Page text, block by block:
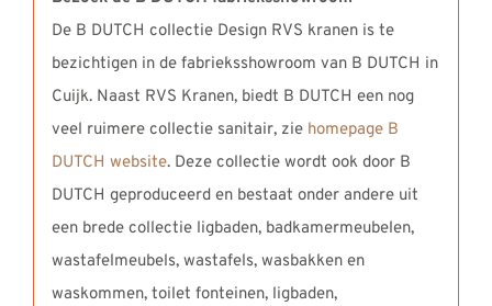
De B DUTCH collectie Design RVS kranen is te
bezichtigen in de fabrieksshowroom van B DUTCH in
Cuijk. Naast RVS Kranen, biedt B DUTCH een nog
veel ruimere collectie sanitair, zie homepage B
DUTCH website. Deze collectie wordt ook door B
DUTCH geproduceerd en bestaat onder andere uit
een brede collectie ligbaden, badkamermeubelen,
wastafelmeubels, wastafels, wasbakken en
waskommen, toilet fonteinen, ligbaden,